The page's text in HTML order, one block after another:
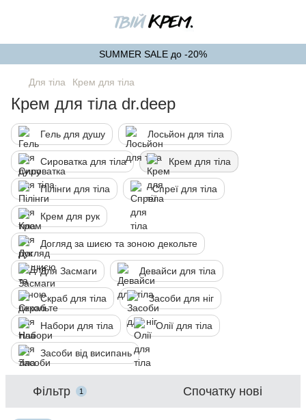
SUMMER SALE до -20%
Для тіла Крем для тіла
Крем для тіла dr.deep
Гель для душу Лосьйон для тіла
Сироватка для тіла Крем для тіла
Пілінги для тіла Спреї для тіла
Крем для рук
Догляд за шиєю та зоною декольте
Для Засмаги Девайси для тіла
Скраб для тіла Засоби для ніг
Набори для тіла Олії для тіла
Засоби від висипань
Фільтр 1 Спочатку нові